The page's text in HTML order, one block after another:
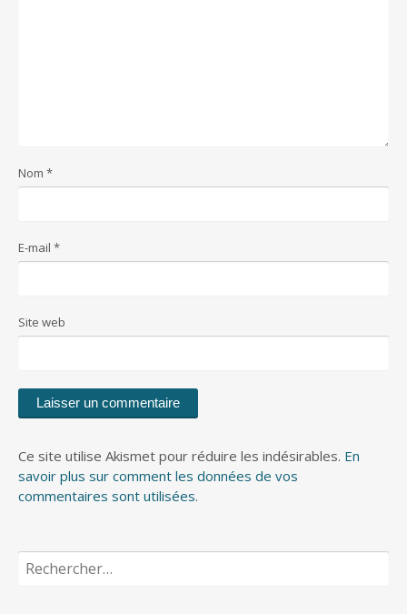
Nom *
E-mail *
Site web
Ce site utilise Akismet pour réduire les indésirables. En
savoir plus sur comment les données de vos
commentaires sont utilisées.
Rechercher :